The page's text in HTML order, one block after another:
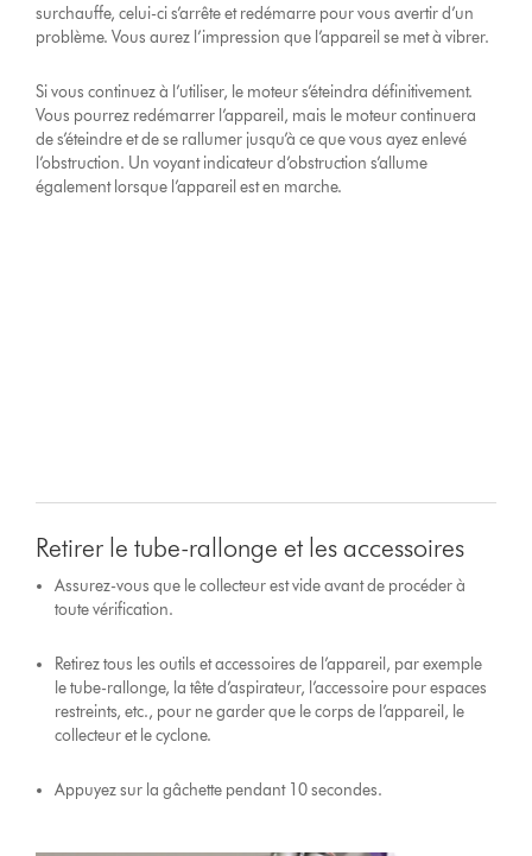
surchauffe, celui-ci s’arrête et redémarre pour vous avertir d’un
problème. Vous aurez l’impression que l’appareil se met à vibrer.
Si vous continuez à l’utiliser, le moteur s’éteindra définitivement.
Vous pourrez redémarrer l’appareil, mais le moteur continuera
de s’éteindre et de se rallumer jusqu’à ce que vous ayez enlevé
l’obstruction. Un voyant indicateur d’obstruction s’allume
également lorsque l’appareil est en marche.
Retirer le tube-rallonge et les accessoires
Assurez-vous que le collecteur est vide avant de procéder à
toute vérification.
Retirez tous les outils et accessoires de l’appareil, par exemple
le tube-rallonge, la tête d’aspirateur, l’accessoire pour espaces
restreints, etc., pour ne garder que le corps de l’appareil, le
collecteur et le cyclone.
Appuyez sur la gâchette pendant 10 secondes.